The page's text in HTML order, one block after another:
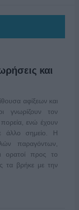
και
αφίξεων και
γνωρίζουν τον
ενώ έχουν
άλλο σημείο. Η
παραγόντων,
ορατοί προς το
τα βρήκε με την